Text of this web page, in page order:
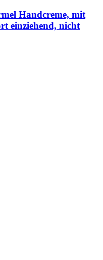
Handcreme, mit
einziehend, nicht